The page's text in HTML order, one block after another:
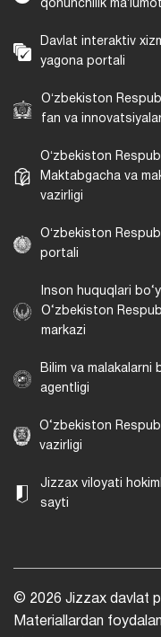
qonunchilik
Davlat interaktiv
yagona portali
Oʻzbekiston
fan va
Oʻzbekiston
Maktabgacha va
vazirligi
Oʻzbekiston
portali
Inson huquqlari
O‘zbekiston
markazi
Bilim va malakalarni
agentligi
O‘zbekiston
vazirligi
Jizzax viloyati
sayti
© 2026 Jizzax davlat
Materiallardan